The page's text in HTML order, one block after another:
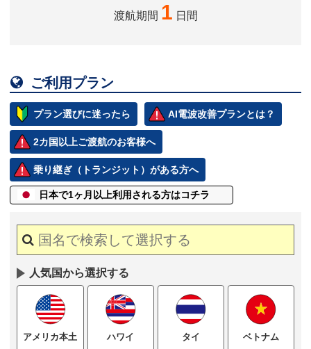
渡航期間 1 日間
 ご利用プラン
プラン選びに迷ったら AI電波改善プランとは？
2カ国以上ご渡航のお客様へ
乗り継ぎ（トランジット）がある方へ
日本で1ヶ月以上利用される方はコチラ
人気国から選択する
アメリカ本土 ハワイ タイ ベトナム